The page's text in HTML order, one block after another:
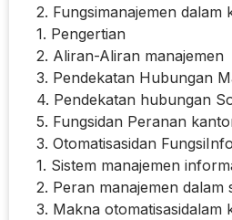
2. Fungsimanajemen dalam
1. Pengertian
2. Aliran-Aliran manajemen
3. Pendekatan Hubungan
4. Pendekatan hubungan
5. Fungsidan Peranan
3. Otomatisasidan
1. Sistem manajemen
2. Peran manajemen dalam
3. Makna otomatisasidalam